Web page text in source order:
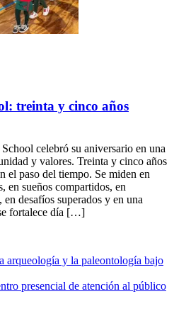
treinta y cinco años
celebró su aniversario en una
y valores. Treinta y cinco años
el paso del tiempo. Se miden en
en sueños compartidos, en
en desafíos superados y en una
fortalece día […]
arqueología y la paleontología bajo
presencial de atención al público